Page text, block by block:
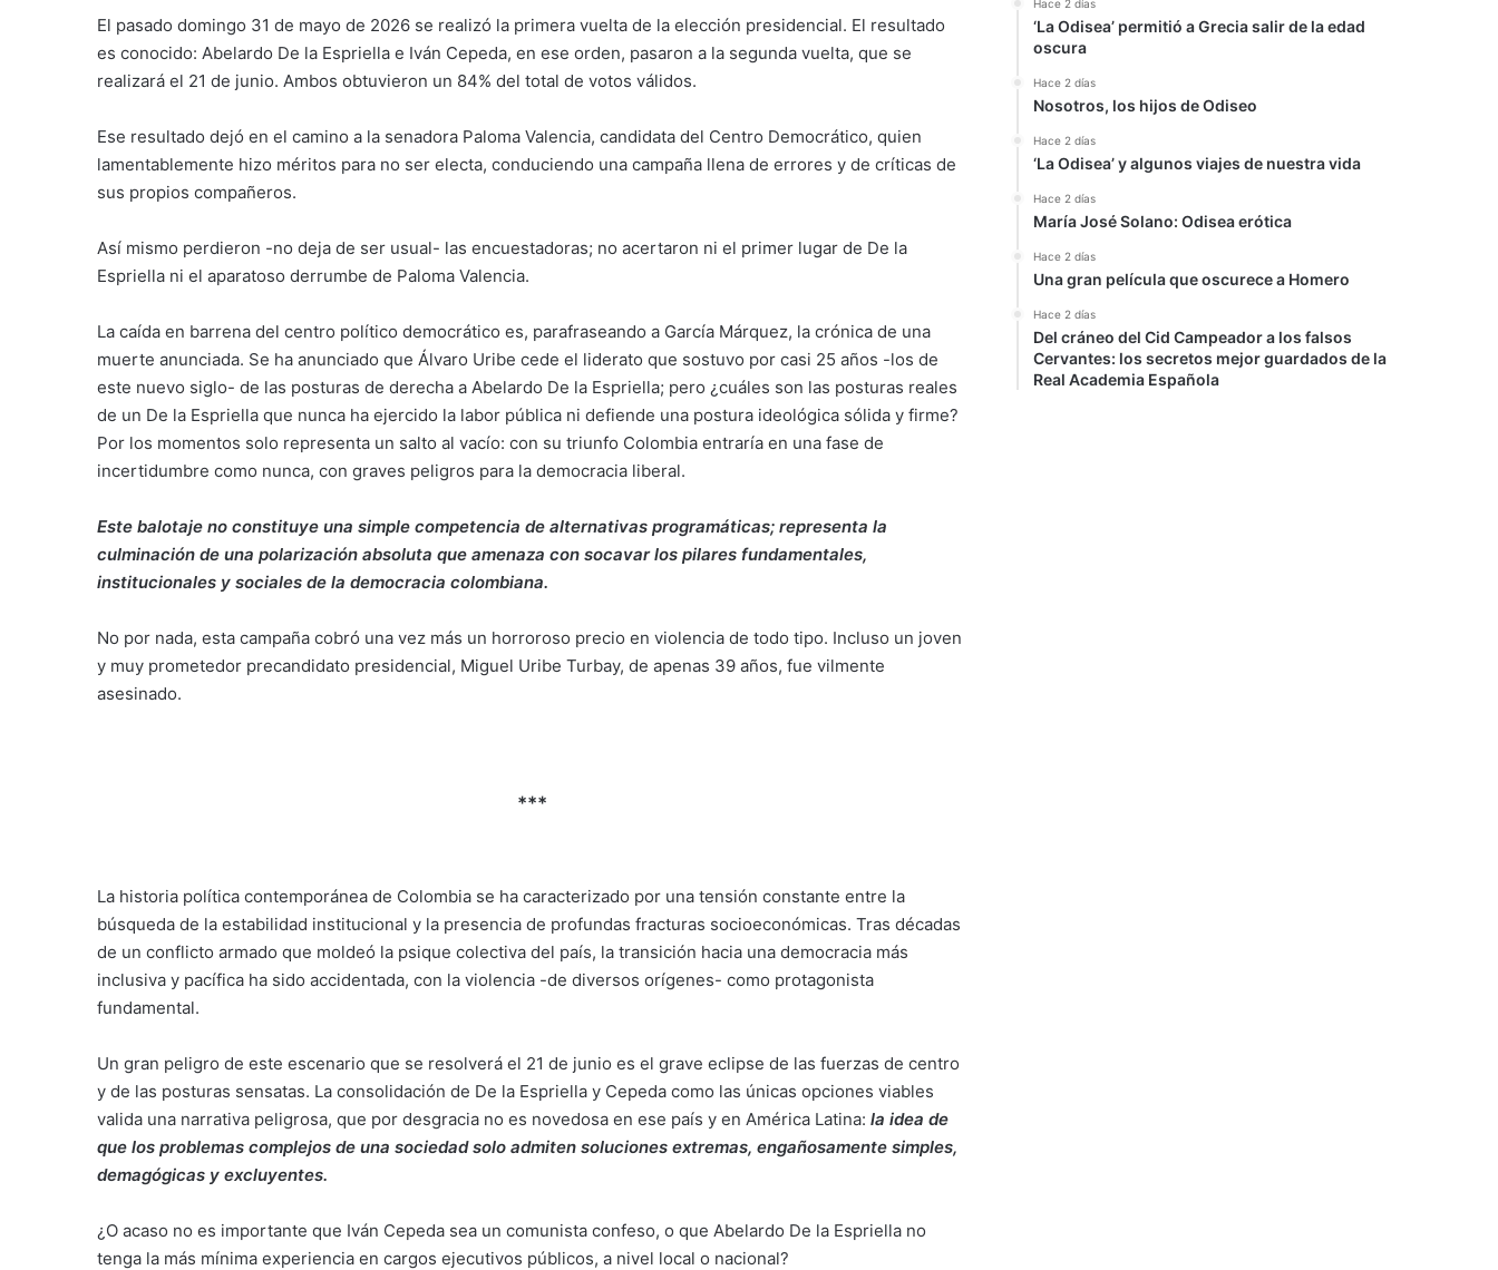
El pasado domingo 31 de mayo de 2026 se realizó la primera vuelta de la elección presidencial. El resultado
es conocido: Abelardo De la Espriella e Iván Cepeda, en ese orden, pasaron a la segunda vuelta, que se
realizará el 21 de junio. Ambos obtuvieron un 84% del total de votos válidos.
Ese resultado dejó en el camino a la senadora Paloma Valencia, candidata del Centro Democrático, quien
lamentablemente hizo méritos para no ser electa, conduciendo una campaña llena de errores y de críticas de
sus propios compañeros.
Así mismo perdieron -no deja de ser usual- las encuestadoras; no acertaron ni el primer lugar de De la
Espriella ni el aparatoso derrumbe de Paloma Valencia.
La caída en barrena del centro político democrático es, parafraseando a García Márquez, la crónica de una
muerte anunciada. Se ha anunciado que Álvaro Uribe cede el liderato que sostuvo por casi 25 años -los de
este nuevo siglo- de las posturas de derecha a Abelardo De la Espriella; pero ¿cuáles son las posturas reales
de un De la Espriella que nunca ha ejercido la labor pública ni defiende una postura ideológica sólida y firme?
Por los momentos solo representa un salto al vacío: con su triunfo Colombia entraría en una fase de
incertidumbre como nunca, con graves peligros para la democracia liberal.
Este balotaje no constituye una simple competencia de alternativas programáticas; representa la
culminación de una polarización absoluta que amenaza con socavar los pilares fundamentales,
institucionales y sociales de la democracia colombiana.
No por nada, esta campaña cobró una vez más un horroroso precio en violencia de todo tipo. Incluso un joven
y muy prometedor precandidato presidencial, Miguel Uribe Turbay, de apenas 39 años, fue vilmente
asesinado.
***
La historia política contemporánea de Colombia se ha caracterizado por una tensión constante entre la
búsqueda de la estabilidad institucional y la presencia de profundas fracturas socioeconómicas. Tras décadas
de un conflicto armado que moldeó la psique colectiva del país, la transición hacia una democracia más
inclusiva y pacífica ha sido accidentada, con la violencia -de diversos orígenes- como protagonista
fundamental.
Un gran peligro de este escenario que se resolverá el 21 de junio es el grave eclipse de las fuerzas de centro
y de las posturas sensatas. La consolidación de De la Espriella y Cepeda como las únicas opciones viables
valida una narrativa peligrosa, que por desgracia no es novedosa en ese país y en América Latina: la idea de
que los problemas complejos de una sociedad solo admiten soluciones extremas, engañosamente simples,
demagógicas y excluyentes.
¿O acaso no es importante que Iván Cepeda sea un comunista confeso, o que Abelardo De la Espriella no
tenga la más mínima experiencia en cargos ejecutivos públicos, a nivel local o nacional?
Hace 2 días
‘La Odisea’ permitió a Grecia salir de la edad
oscura
Hace 2 días
Nosotros, los hijos de Odiseo
Hace 2 días
‘La Odisea’ y algunos viajes de nuestra vida
Hace 2 días
María José Solano: Odisea erótica
Hace 2 días
Una gran película que oscurece a Homero
Hace 2 días
Del cráneo del Cid Campeador a los falsos
Cervantes: los secretos mejor guardados de la
Real Academia Española